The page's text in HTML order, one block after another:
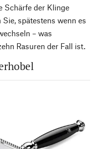
Schärfe der Klinge
spätestens wenn es
– was
Rasuren der Fall ist.